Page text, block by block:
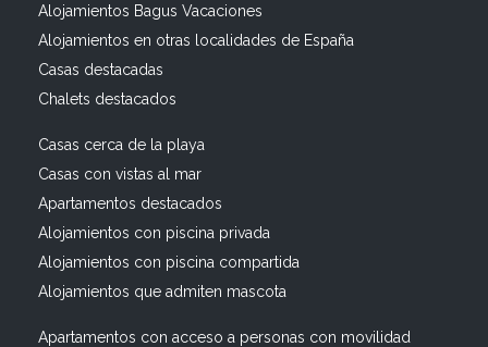
Alojamientos Bagus Vacaciones
Alojamientos en otras localidades de España
Casas destacadas
Chalets destacados
Casas cerca de la playa
Casas con vistas al mar
Apartamentos destacados
Alojamientos con piscina privada
Alojamientos con piscina compartida
Alojamientos que admiten mascota
Apartamentos con acceso a personas con movilidad